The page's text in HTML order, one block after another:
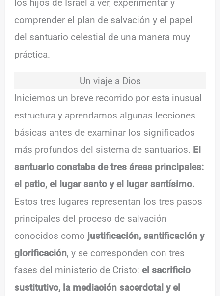
los hijos de Israel a ver, experimentar y
comprender el plan de salvación y el papel
del santuario celestial de una manera muy
práctica.
Un viaje a Dios
Iniciemos un breve recorrido por esta inusual
estructura y aprendamos algunas lecciones
básicas antes de examinar los significados
más profundos del sistema de santuarios. El
santuario constaba de tres áreas principales:
el patio, el lugar santo y el lugar santísimo.
Estos tres lugares representan los tres pasos
principales del proceso de salvación
conocidos como justificación, santificación y
glorificación, y se corresponden con tres
fases del ministerio de Cristo:el sacrificio
sustitutivo, la mediación sacerdotal y el